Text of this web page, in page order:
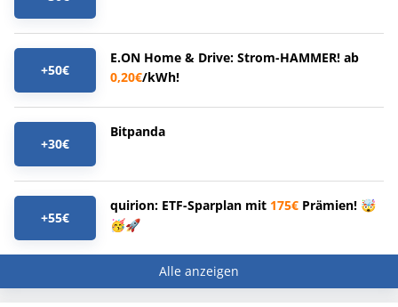
+50€
E.ON Home & Drive: Strom-HAMMER! ab
0,20€/kWh!
+30€
Bitpanda
+55€
quirion: ETF-Sparplan mit 175€ Prämien! 🤯
🥳🚀
Alle anzeigen